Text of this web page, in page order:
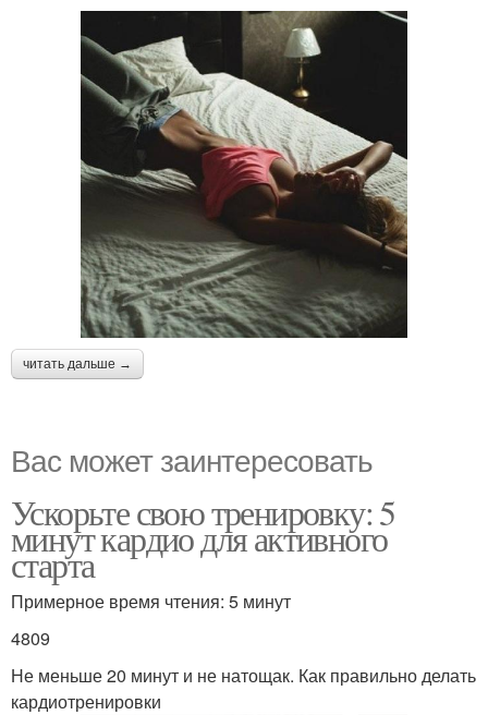
читать дальше →
Вас может заинтересовать
Ускорьте свою тренировку: 5
минут кардио для активного
старта
Примерное время чтения: 5 минут
4809
Не меньше 20 минут и не натощак. Как правильно делать
кардиотренировки